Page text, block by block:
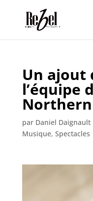
Un ajout
l’équipe
par Daniel Daignault
Musique, Spectacles